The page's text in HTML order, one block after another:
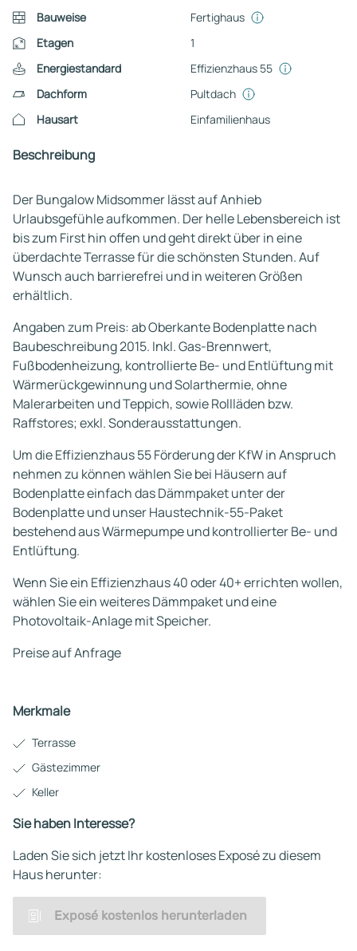
Bauweise
Fertighaus
Etagen
1
Energiestandard
Effizienzhaus 55
Dachform
Pultdach
Hausart
Einfamilienhaus
Beschreibung
Der Bungalow Midsommer lässt auf Anhieb
Urlaubsgefühle aufkommen. Der helle Lebensbereich ist
bis zum First hin offen und geht direkt über in eine
überdachte Terrasse für die schönsten Stunden. Auf
Wunsch auch barrierefrei und in weiteren Größen
erhältlich.
Angaben zum Preis: ab Oberkante Bodenplatte nach
Baubeschreibung 2015. Inkl. Gas-Brennwert,
Fußbodenheizung, kontrollierte Be- und Entlüftung mit
Wärmerückgewinnung und Solarthermie, ohne
Malerarbeiten und Teppich, sowie Rollläden bzw.
Raffstores; exkl. Sonderausstattungen.
Um die Effizienzhaus 55 Förderung der KfW in Anspruch
nehmen zu können wählen Sie bei Häusern auf
Bodenplatte einfach das Dämmpaket unter der
Bodenplatte und unser Haustechnik-55-Paket
bestehend aus Wärmepumpe und kontrollierter Be- und
Entlüftung.
Wenn Sie ein Effizienzhaus 40 oder 40+ errichten wollen,
wählen Sie ein weiteres Dämmpaket und eine
Photovoltaik-Anlage mit Speicher.
Preise auf Anfrage
Merkmale
Terrasse
Gästezimmer
Keller
Sie haben Interesse?
Laden Sie sich jetzt Ihr kostenloses Exposé zu diesem
Haus herunter:
Exposé kostenlos herunterladen